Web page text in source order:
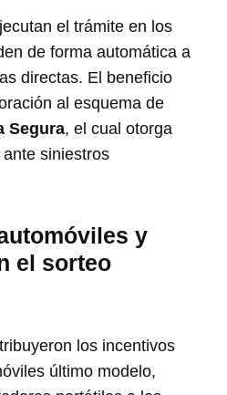
el trámite en los
de forma automática a
directas. El beneficio
al esquema de
Segura, el cual otorga
siniestros
y
el sorteo
los incentivos
último modelo,